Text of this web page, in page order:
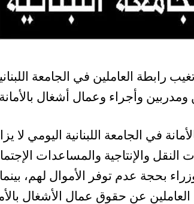
رابطة العاملين في الجامعة
وأجراء وعمال أشغال
النقل والإنتاجية والمساعدات
بحجة عدم توفر الأموال لهم،
عن حقوق عمال الأشغال